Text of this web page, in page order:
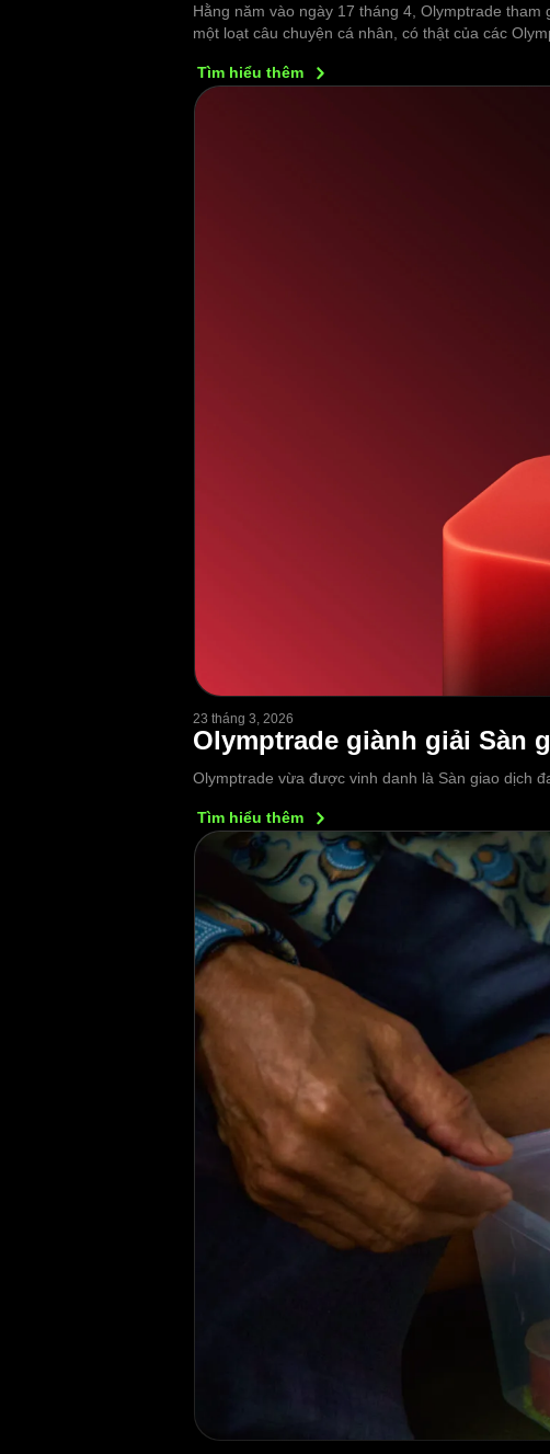
Hằng năm vào ngày 17 tháng 4, Olymptrade
một loạt câu chuyện cá nhân, có thật của các
Tìm hiểu thêm
23 tháng 3, 2026
Olymptrade giành giải Sàn
Olymptrade vừa được vinh danh là Sàn giao dịch
Tìm hiểu thêm